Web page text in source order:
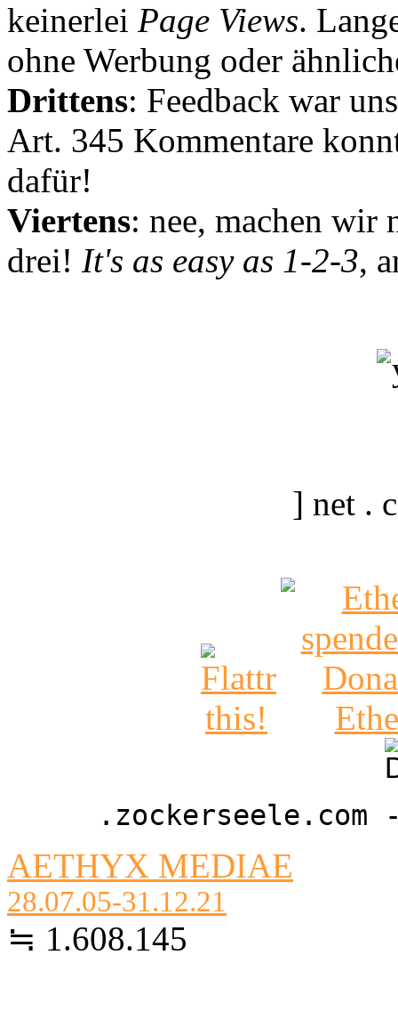
keinerlei Page Views.
ohne Werbung oder
Drittens: Feedback war
Art. 345 Kommentare
dafür!
Viertens: nee, machen wir
drei! It's as easy as 1-2-3,
] net .
AETHYX MEDIAE
28.07.05-31.12.21
≒ 1.608.145